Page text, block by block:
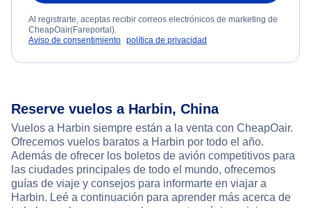
Al registrarte, aceptas recibir correos electrónicos de marketing de
CheapOair(Fareportal).
Aviso de consentimiento política de privacidad
Reserve vuelos a Harbin, China
Vuelos a Harbin siempre están a la venta con CheapOair.
Ofrecemos vuelos baratos a Harbin por todo el año.
Además de ofrecer los boletos de avión competitivos para
las ciudades principales de todo el mundo, ofrecemos
guías de viaje y consejos para informarte en viajar a
Harbin. Leé a continuación para aprender más acerca de